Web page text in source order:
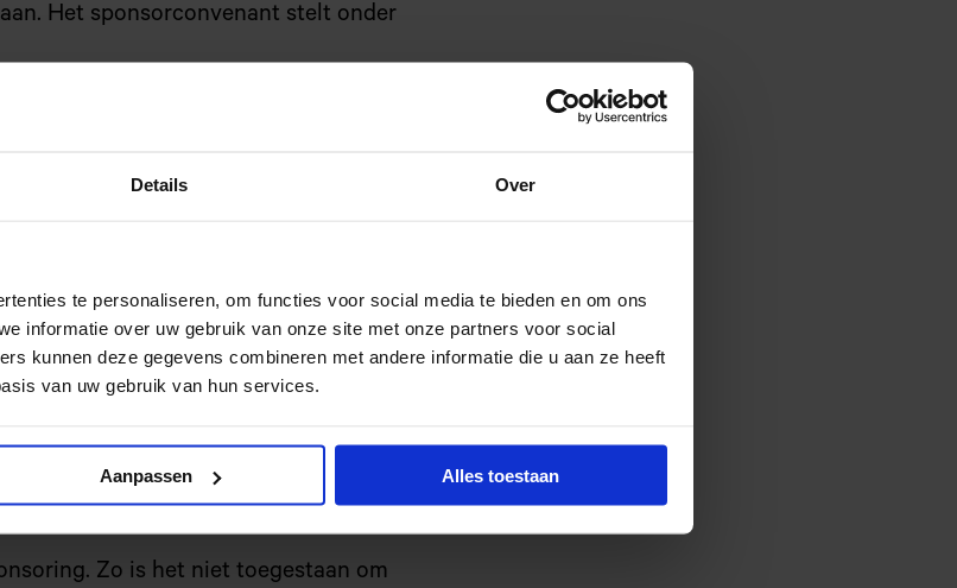
Details Over
te personaliseren, om functies voor social media te bieden en om ons
informatie over uw gebruik van onze site met onze partners voor social
kunnen deze gegevens combineren met andere informatie die u aan ze heeft
van uw gebruik van hun services.
Aanpassen Alles toestaan
Het sponsorconvenant stelt onder
niet schaden.
en onderwijskundige taak en de
worden van sponsoring.
het schoolplan en in de schoolgids
vooraf instemmen met de
Zo is het niet toegestaan om